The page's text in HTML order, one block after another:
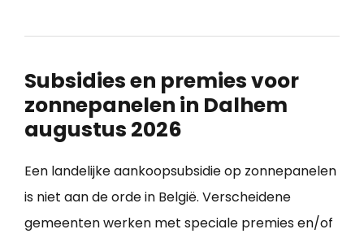
Subsidies en premies voor
zonnepanelen in Dalhem
augustus 2026
Een landelijke aankoopsubsidie op zonnepanelen
is niet aan de orde in België. Verscheidene
gemeenten werken met speciale premies en/of